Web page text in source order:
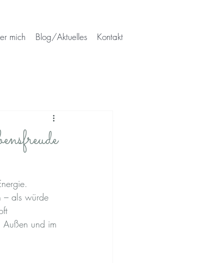
mich Blog/Aktuelles Kontakt
– als würde
Außen und im